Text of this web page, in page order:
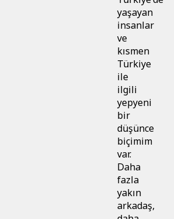
yaşayan
insanlar
ve
kısmen
Türkiye
ile
ilgili
yepyeni
bir
düşünce
biçimim
var.
Daha
fazla
yakın
arkadaş,